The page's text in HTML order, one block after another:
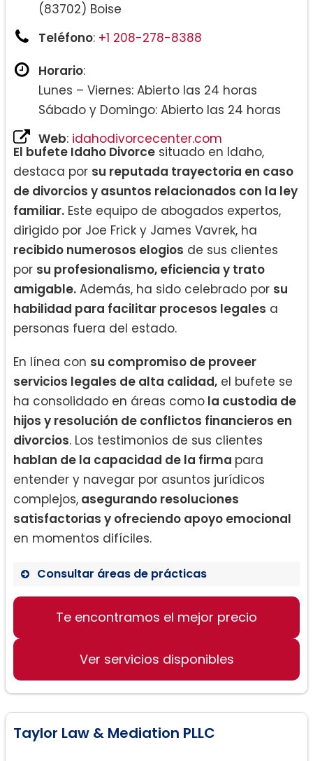
(83702) Boise
Teléfono: +1 208-278-8388
Horario:
Lunes – Viernes: Abierto las 24 horas
Sábado y Domingo: Abierto las 24 horas
Web: idahodivorcecenter.com
El bufete Idaho Divorce situado en Idaho,
destaca por su reputada trayectoria en caso
de divorcios y asuntos relacionados con la ley
familiar. Este equipo de abogados expertos,
dirigido por Joe Frick y James Vavrek, ha
recibido numerosos elogios de sus clientes
por su profesionalismo, eficiencia y trato
amigable. Además, ha sido celebrado por su
habilidad para facilitar procesos legales a
personas fuera del estado.
En línea con su compromiso de proveer
servicios legales de alta calidad, el bufete se
ha consolidado en áreas como la custodia de
hijos y resolución de conflictos financieros en
divorcios. Los testimonios de sus clientes
hablan de la capacidad de la firma para
entender y navegar por asuntos jurídicos
complejos, asegurando resoluciones
satisfactorias y ofreciendo apoyo emocional
en momentos difíciles.
Consultar áreas de prácticas
Divorcios
Custodia de hijos
Te encontramos el mejor precio
Ver servicios disponibles
Taylor Law & Mediation PLLC